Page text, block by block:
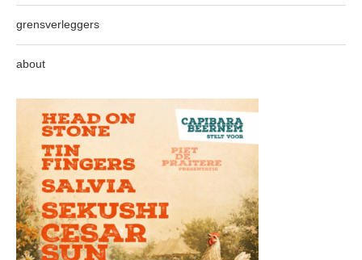
grensverleggers
about